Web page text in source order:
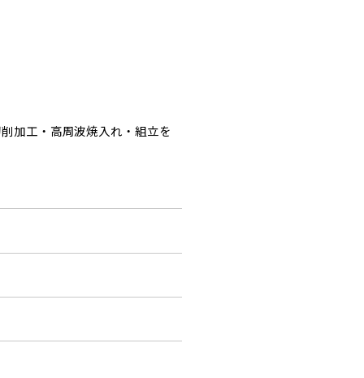
加工・高周波焼入れ・組立を